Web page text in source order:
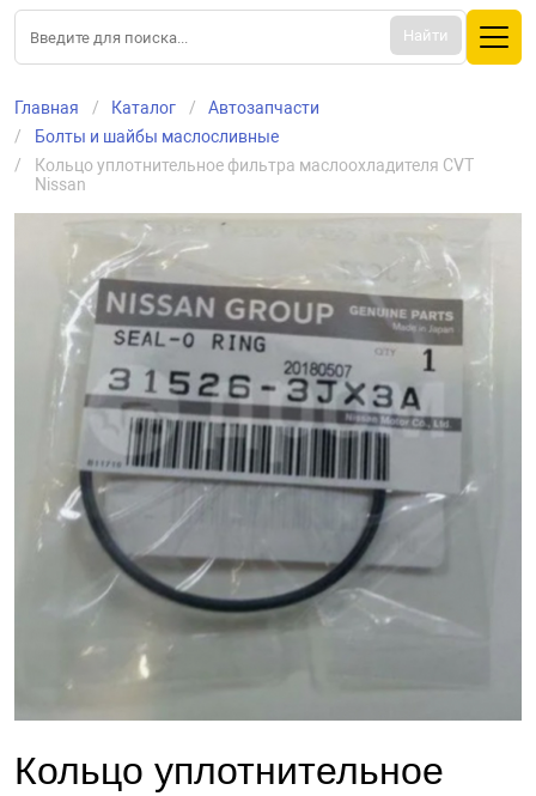
Найти
Главная Каталог
Aвтозапчасти
Болты и шайбы маслосливные
Кольцо уплотнительное фильтра маслоохладителя CVT
Nissan
Кольцо уплотнительное